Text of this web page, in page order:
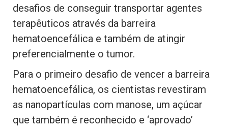
desafios de conseguir transportar agentes
terapêuticos através da barreira
hematoencefálica e também de atingir
preferencialmente o tumor.
Para o primeiro desafio de vencer a barreira
hematoencefálica, os cientistas revestiram
as nanopartículas com manose, um açúcar
que também é reconhecido e ‘aprovado’